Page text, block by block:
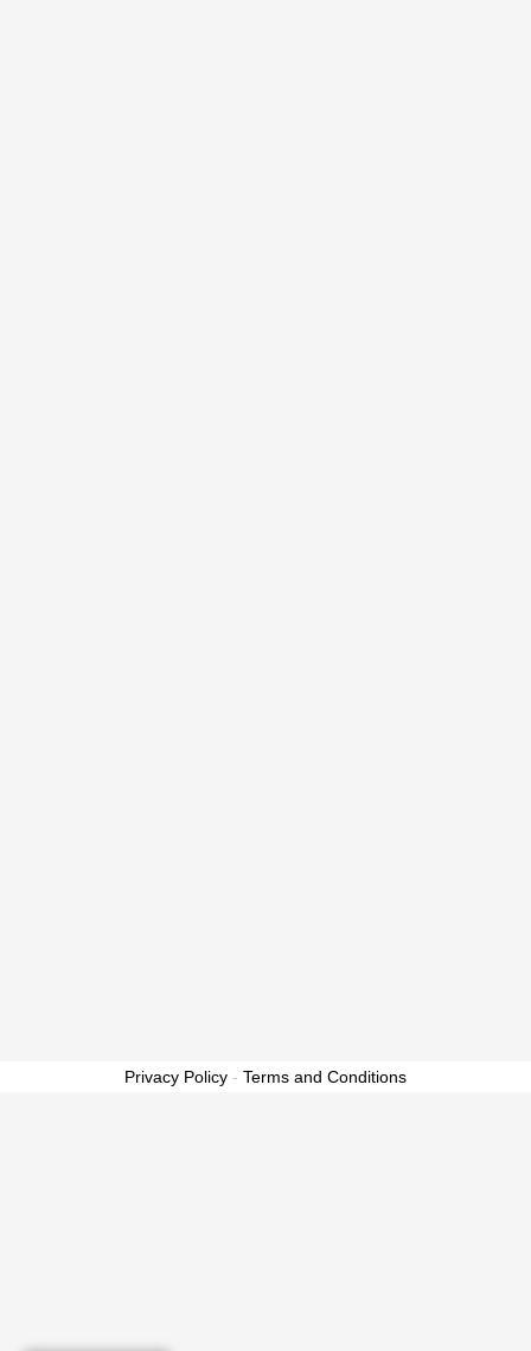
Privacy Policy - Terms and Conditions